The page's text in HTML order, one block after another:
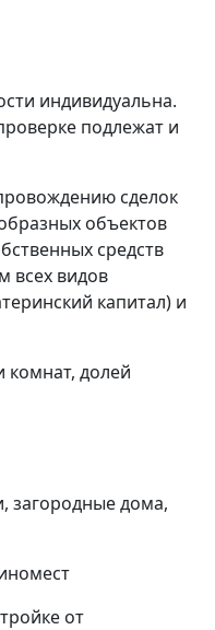
индивидуальна.
подлежат и
сделок
объектов
средств
всех видов
капитал) и
комнат, долей
загородные дома,
от